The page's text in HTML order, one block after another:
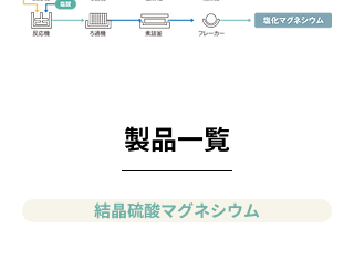
製品一覧
結晶硫酸マグネシウム